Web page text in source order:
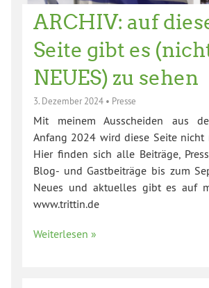
ARCHIV: auf
Seite gibt es
NEUES) zu sehen
3. Dezember 2024 • Presse
Mit meinem Ausscheiden aus
Anfang 2024 wird diese Seite nicht
Hier finden sich alle Beiträge,
Blog- und Gastbeiträge bis zum
Neues und aktuelles gibt es auf
www.trittin.de
Weiterlesen »